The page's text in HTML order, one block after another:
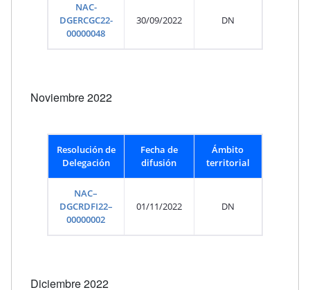
NAC-
DGERCGC22-
00000048
30/09/2022 DN
Noviembre 2022
Resolución de
Delegación
Fecha de
difusión
Ámbito
territorial
NAC–
DGCRDFI22–
00000002
01/11/2022 DN
Diciembre 2022